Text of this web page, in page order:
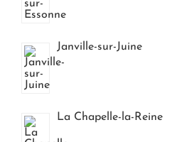
Janville-sur-Juine
La Chapelle-la-Reine